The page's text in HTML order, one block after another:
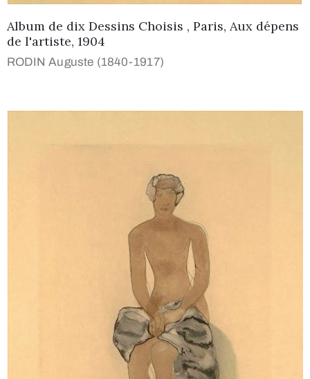
Album de dix Dessins Choisis , Paris, Aux dépens
de l'artiste, 1904
RODIN Auguste (1840-1917)